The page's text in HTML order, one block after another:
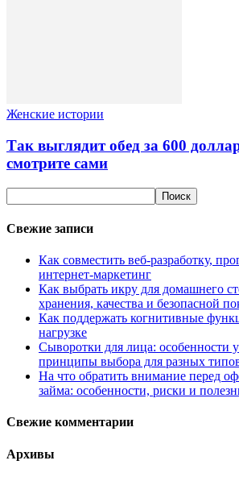
Женские истории
Так выглядит обед за 600
смотрите сами
Свежие записи
Как совместить веб-разработку,
интернет-маркетинг
Как выбрать икру для домашнего
хранения, качества и безопасной
Как поддержать когнитивные
нагрузке
Сыворотки для лица: особенности
принципы выбора для разных
На что обратить внимание перед
займа: особенности, риски и
Свежие комментарии
Архивы